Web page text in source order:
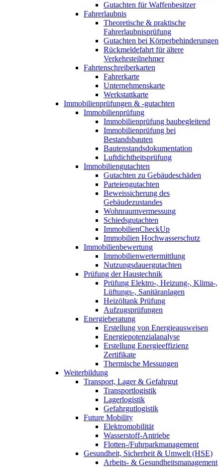
Gutachten für Waffenbesitzer
Fahrerlaubnis
Theoretische & praktische
Fahrerlaubnisprüfung
Gutachten bei Körperbehinderungen
Rückmeldefahrt für ältere
Verkehrsteilnehmer
Fahrtenschreiberkarten
Fahrerkarte
Unternehmenskarte
Werkstattkarte
Immobilienprüfungen & -gutachten
Immobilienprüfung
Immobilienprüfung baubegleitend
Immobilienprüfung bei
Bestandsbauten
Bautenstandsdokumentation
Luftdichtheitsprüfung
Immobiliengutachten
Gutachten zu Gebäudeschäden
Parteiengutachten
Beweissicherung des
Gebäudezustandes
Wohnraumvermessung
Schiedsgutachten
ImmobilienCheckUp
Immobilien Hochwasserschutz
Immobilienbewertung
Immobilienwertermittlung
Nutzungsdauergutachten
Prüfung der Haustechnik
Prüfung Elektro-, Heizung-, Klima-,
Lüftungs-, Sanitäranlagen
Heizöltank Prüfung
Aufzugsprüfungen
Energieberatung
Erstellung von Energieausweisen
Energiepotenzialanalyse
Erstellung Energieeffizienz
Zertifikate
Thermische Messungen
Weiterbildung
Transport, Lager & Gefahrgut
Transportlogistik
Lagerlogistik
Gefahrgutlogistik
Future Mobility
Elektromobilität
Wasserstoff-Antriebe
Flotten-/Fuhrparkmanagement
Gesundheit, Sicherheit & Umwelt (HSE)
Arbeits- & Gesundheitsmanagement